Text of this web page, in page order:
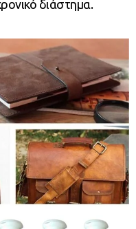
διάστημα.